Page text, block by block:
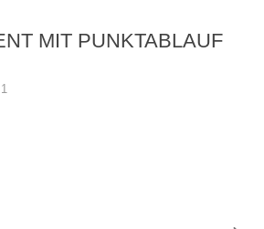
MIT PUNKTABLAUF